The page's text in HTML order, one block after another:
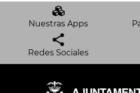
Nuestras Apps
Redes Sociales